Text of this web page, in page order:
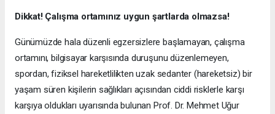
Dikkat! Çalışma ortamınız uygun şartlarda olmazsa!
Günümüzde hala düzenli egzersizlere başlamayan, çalışma
ortamını, bilgisayar karşısında duruşunu düzenlemeyen,
spordan, fiziksel hareketlilikten uzak sedanter (hareketsiz) bir
yaşam süren kişilerin sağlıkları açısından ciddi risklerle karşı
karşıya oldukları uyarısında bulunan Prof. Dr. Mehmet Uğur